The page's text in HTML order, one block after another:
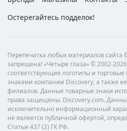
Остерегайтесь подделок!
Перепечатка любых материалов сайта
запрещена! «Четыре глаза» © 2002-
соответствующие логотипы и
знаками компании Discovery, а также
филиалов. Данные товарные знаки
права защищены. Discovery.com.
исключительно информационный
не является публичной офертой,
Статьи 437 (2) ГК РФ.